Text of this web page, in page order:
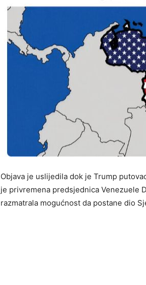
Objava je uslijedila dok je Trump
je privremena predsjednica Venezuele
razmatrala mogućnost da postane dio